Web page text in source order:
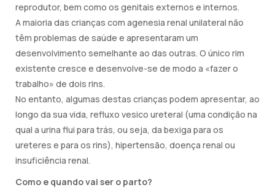
reprodutor, bem como os genitais externos e internos.
A maioria das crianças com agenesia renal unilateral não
têm problemas de saúde e apresentaram um
desenvolvimento semelhante ao das outras. O único rim
existente cresce e desenvolve-se de modo a «fazer o
trabalho» de dois rins.
No entanto, algumas destas crianças podem apresentar, ao
longo da sua vida, refluxo vesico ureteral (uma condição na
qual a urina flui para trás, ou seja, da bexiga para os
ureteres e para os rins), hipertensão, doença renal ou
insuficiência renal.
Como e quando vai ser o parto?